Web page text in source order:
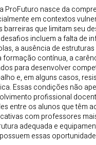
ProFuturo nasce da
em contextos
barreiras que limitam seu
incluem a falta de
a ausência de
formação contínua, a
para desenvolver
e, em alguns casos,
Essas condições não
profissional
entre os alunos que têm
com professores
adequada e
essas